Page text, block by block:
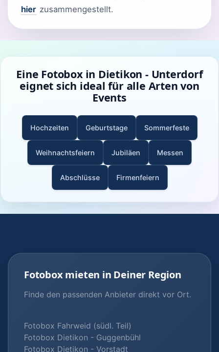
hier zusammengestellt.
Eine Fotobox in Dietikon - Unterdorf
eignet sich ideal für alle Arten von
Events
Hochzeiten Geburtstage Sommerfeste
Weihnachtsfeiern Jubiläen Messen
Abschlüsse Firmenfeiern
Fotobox mieten in Deiner Region
Finde den passenden Anbieter direkt vor Ort.
Fotobox Fahrweid (südl. Teil)
Fotobox Dietikon - Guggenbühl
Fotobox Dietikon - Vorstadt